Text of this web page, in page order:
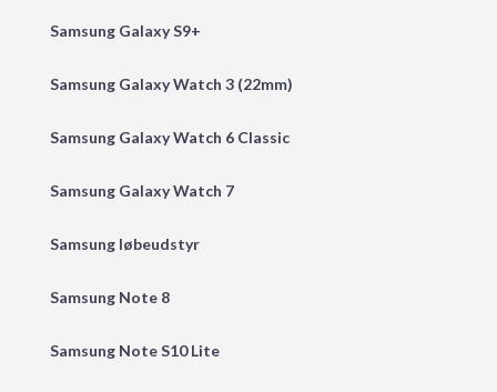
Samsung Galaxy S9+
Samsung Galaxy Watch 3 (22mm)
Samsung Galaxy Watch 6 Classic
Samsung Galaxy Watch 7
Samsung løbeudstyr
Samsung Note 8
Samsung Note S10 Lite